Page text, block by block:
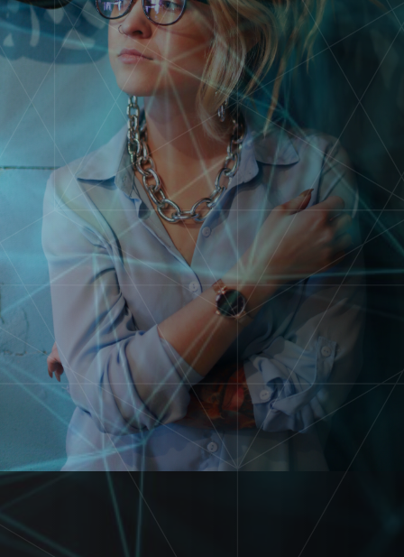
Составлять
эффективные контент
стратегии
Создавать фото и
видео по запросу
Создавать воронки
продаж, продавать,
вести CRM
Разрабатывать скрипты
продаж
кандидатами
Делать прогнозы,
проводить аудиты,
упорядочивать данные
Создавать сайты,
презентации,
брендбуки